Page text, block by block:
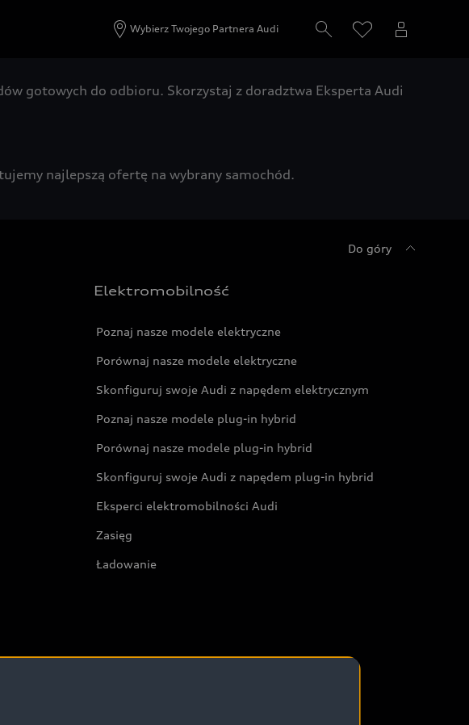
Wybierz Twojego Partnera Audi
gotowych do odbioru. Skorzystaj z doradztwa Eksperta Audi
najlepszą ofertę na wybrany samochód.
Do góry
Elektromobilność
Poznaj nasze modele elektryczne
Porównaj nasze modele elektryczne
Skonfiguruj swoje Audi z napędem elektrycznym
Poznaj nasze modele plug-in hybrid
Porównaj nasze modele plug-in hybrid
Skonfiguruj swoje Audi z napędem plug-in hybrid
Eksperci elektromobilności Audi
Zasięg
Ładowanie